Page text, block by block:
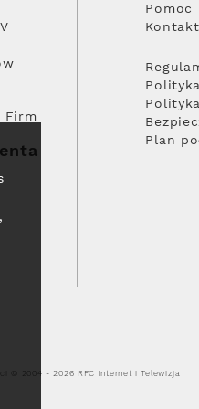
Firm
Pomoc
Kontakt
Plan
© 2004 - 2026 RFC Internet i Telewizja